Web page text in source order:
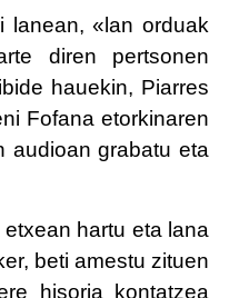
lanean, «lan orduak
diren pertsonen
hauekin, Piarres
Fofana etorkinaren
audioan grabatu eta
hartu eta lana
beti amestu zituen
hisoria kontatzea